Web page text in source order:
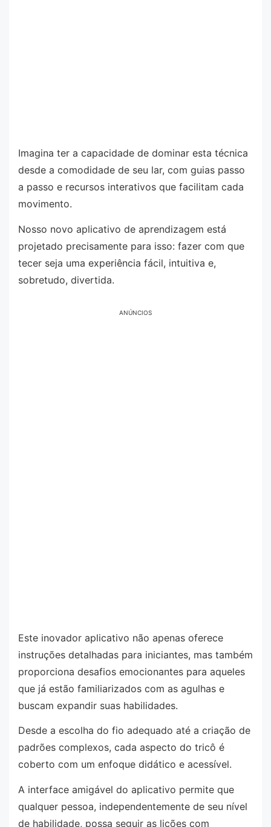
Imagina ter a capacidade de dominar esta técnica
desde a comodidade de seu lar, com guias passo
a passo e recursos interativos que facilitam cada
movimento.
Nosso novo aplicativo de aprendizagem está
projetado precisamente para isso: fazer com que
tecer seja uma experiência fácil, intuitiva e,
sobretudo, divertida.
ANÚNCIOS
Este inovador aplicativo não apenas oferece
instruções detalhadas para iniciantes, mas também
proporciona desafios emocionantes para aqueles
que já estão familiarizados com as agulhas e
buscam expandir suas habilidades.
Desde a escolha do fio adequado até a criação de
padrões complexos, cada aspecto do tricô é
coberto com um enfoque didático e acessível.
A interface amigável do aplicativo permite que
qualquer pessoa, independentemente de seu nível
de habilidade, possa seguir as lições com